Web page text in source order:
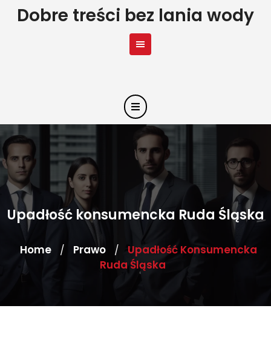
SkipDobre treści bez lania wody
Upadłość konsumencka Ruda Śląska
Home / Prawo /
Upadłość Konsumencka
Ruda Śląska